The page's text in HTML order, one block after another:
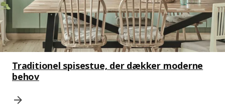
Traditionel spisestue, der dækker moderne
behov